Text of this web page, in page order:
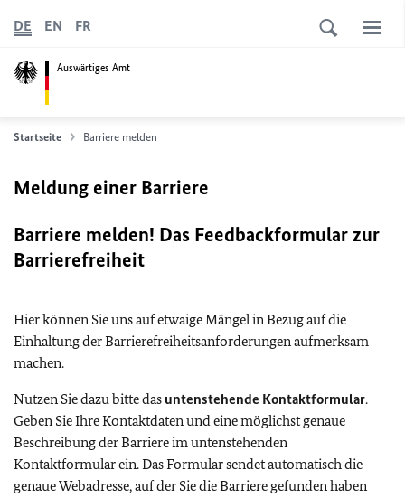
Auswärtiges Amt
DE EN FR
Startseite Barriere melden
Meldung einer Barriere
Barriere melden! Das Feedbackformular zur
Barrierefreiheit
Hier können Sie uns auf etwaige Mängel in Bezug auf die
Einhaltung der Barrierefreiheitsanforderungen aufmerksam
machen.
Nutzen Sie dazu bitte das untenstehende Kontaktformular.
Geben Sie Ihre Kontaktdaten und eine möglichst genaue
Beschreibung der Barriere im untenstehenden
Kontaktformular ein. Das Formular sendet automatisch die
genaue Webadresse, auf der Sie die Barriere gefunden haben